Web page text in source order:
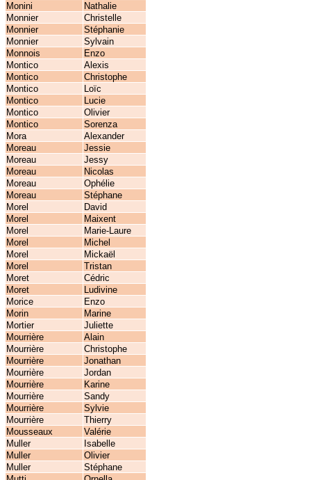
Monini
Nathalie
Monnier
Christelle
Monnier
Stéphanie
Monnier
Sylvain
Monnois
Enzo
Montico
Alexis
Montico
Christophe
Montico
Loïc
Montico
Lucie
Montico
Olivier
Montico
Sorenza
Mora
Alexander
Moreau
Jessie
Moreau
Jessy
Moreau
Nicolas
Moreau
Ophélie
Moreau
Stéphane
Morel
David
Morel
Maixent
Morel
Marie-Laure
Morel
Michel
Morel
Mickaël
Morel
Tristan
Moret
Cédric
Moret
Ludivine
Morice
Enzo
Morin
Marine
Mortier
Juliette
Mourrière
Alain
Mourrière
Christophe
Mourrière
Jonathan
Mourrière
Jordan
Mourrière
Karine
Mourrière
Sandy
Mourrière
Sylvie
Mourrière
Thierry
Mousseaux
Valérie
Muller
Isabelle
Muller
Olivier
Muller
Stéphane